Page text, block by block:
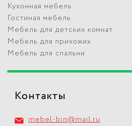
Кухонная мебель
Гостиная мебель
Мебель для детских комнат
Мебель для прихожих
Мебель для спальни
Контакты
mebel-bin@mail.ru